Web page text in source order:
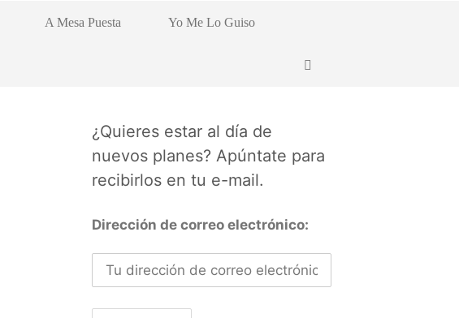
A Mesa Puesta Yo Me Lo Guiso
¿Quieres estar al día de
nuevos planes? Apúntate para
recibirlos en tu e-mail.
Dirección de correo electrónico: